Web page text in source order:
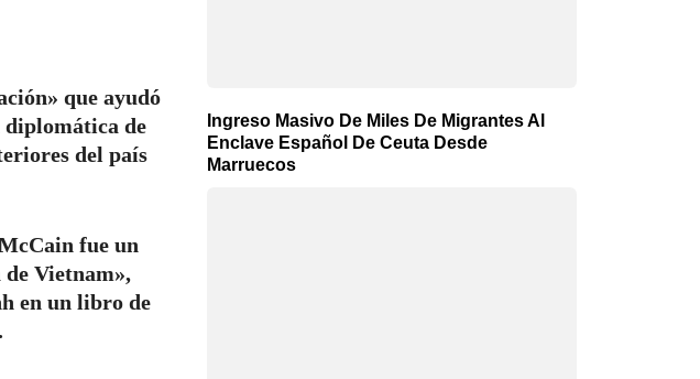
que ayudó
diplomática de
del país
fue un
de Vietnam»,
en un libro de
Ingreso Masivo De Miles De Migrantes Al
Enclave Español De Ceuta Desde
Marruecos